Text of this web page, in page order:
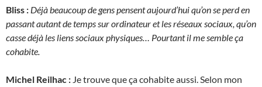
Bliss : Déjà beaucoup de gens pensent aujourd’hui qu’on se perd en
passant autant de temps sur ordinateur et les réseaux sociaux, qu’on
casse déjà les liens sociaux physiques… Pourtant il me semble ça
cohabite.
Michel Reilhac : Je trouve que ça cohabite aussi. Selon mon